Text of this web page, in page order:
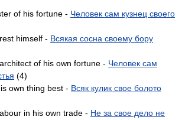
of his fortune - Человек сам кузнец своего
himself - Всякая сосна своему бору
of his own fortune - Человек сам
(4)
own thing best - Всяк кулик свое болото
in his own trade - Не за свое дело не